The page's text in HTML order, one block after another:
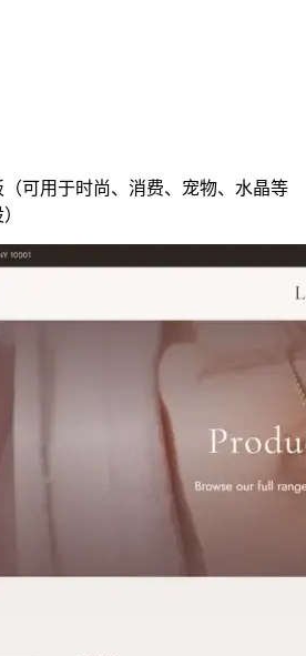
可用于时尚、消费、宠物、水晶等